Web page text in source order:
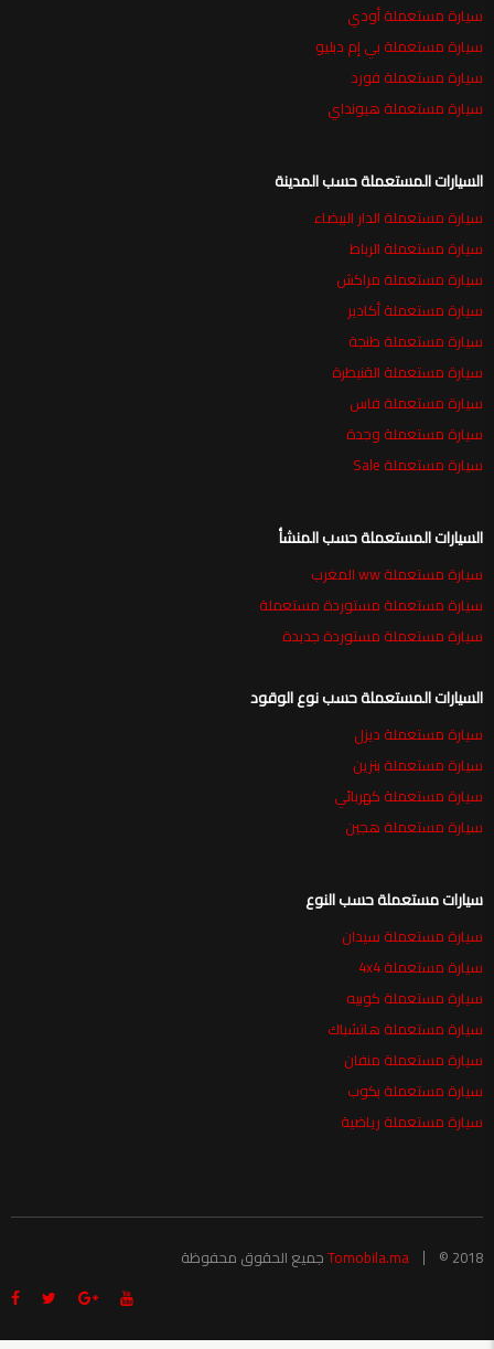
سيارة مستعملة أودي
سيارة مستعملة بي إم دبليو
سيارة مستعملة فورد
سيارة مستعملة هيونداي
السيارات المستعملة حسب المدينة
سيارة مستعملة الدار البيضاء
سيارة مستعملة الرباط
سيارة مستعملة مراكش
سيارة مستعملة أكادير
سيارة مستعملة طنجة
سيارة مستعملة القنيطرة
سيارة مستعملة فاس
سيارة مستعملة وجدة
سيارة مستعملة Sale
السيارات المستعملة حسب المنشأ
سيارة مستعملة ww المغرب
سيارة مستعملة مستوردة مستعملة
سيارة مستعملة مستوردة جديدة
السيارات المستعملة حسب نوع الوقود
سيارة مستعملة ديزل
سيارة مستعملة بنزين
سيارة مستعملة كهربائي
سيارة مستعملة هجين
سيارات مستعملة حسب النوع
سيارة مستعملة سيدان
سيارة مستعملة 4x4
سيارة مستعملة كوبيه
سيارة مستعملة هاتشباك
سيارة مستعملة منفان
سيارة مستعملة بكوب
سيارة مستعملة رياضية
Tomobila.ma © 2018 جميع الحقوق محفوظة